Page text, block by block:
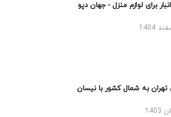
برای لوازم منزل - جهان دپو
تهران به شمال کشور با نیسان